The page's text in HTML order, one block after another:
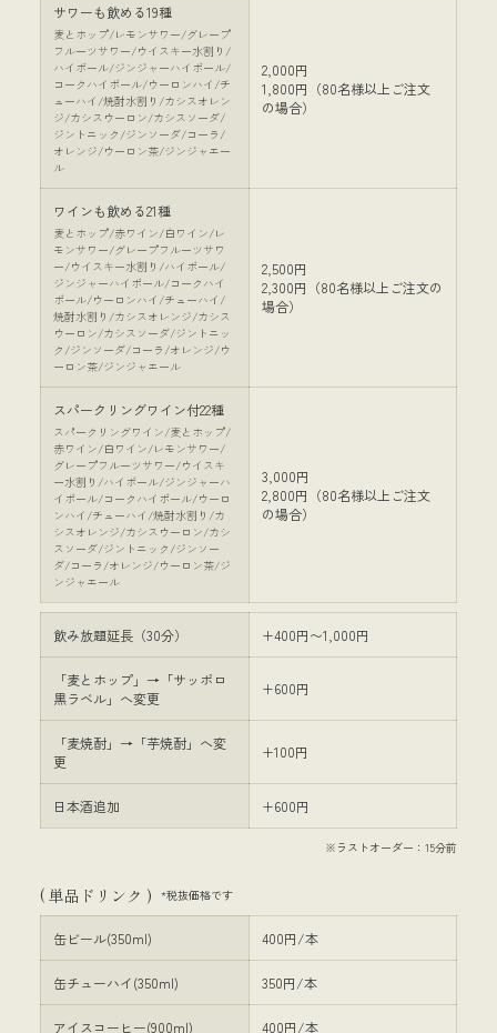
サワーも飲める19種
麦とホップ/レモンサワー/グレープ
フルーツサワー/ウイスキー水割り/
ハイボール/ジンジャーハイボール/
コークハイボール/ウーロンハイ/チ
ューハイ/焼酎水割り/カシスオレン
ジ/カシスウーロン/カシスソーダ/
ジントニック/ジンソーダ/コーラ/
オレンジ/ウーロン茶/ジンジャエー
ル
2,000円
1,800円（80名様以上ご注文
の場合）
ワインも飲める21種
麦とホップ/赤ワイン/白ワイン/レ
モンサワー/グレープフルーツサワ
ー/ウイスキー水割り/ハイボール/
ジンジャーハイボール/コークハイ
ボール/ウーロンハイ/チューハイ/
焼酎水割り/カシスオレンジ/カシス
ウーロン/カシスソーダ/ジントニッ
ク/ジンソーダ/コーラ/オレンジ/ウ
ーロン茶/ジンジャエール
2,500円
2,300円（80名様以上ご注文の
場合）
スパークリングワイン付22種
スパークリングワイン/麦とホップ/
赤ワイン/白ワイン/レモンサワー/
グレープフルーツサワー/ウイスキ
ー水割り/ハイボール/ジンジャーハ
イボール/コークハイボール/ウーロ
ンハイ/チューハイ/焼酎水割り/カ
シスオレンジ/カシスウーロン/カシ
スソーダ/ジントニック/ジンソー
ダ/コーラ/オレンジ/ウーロン茶/ジ
ンジャエール
3,000円
2,800円（80名様以上ご注文
の場合）
飲み放題延長（30分） +400円〜1,000円
「麦とホップ」→「サッポロ
黒ラベル」へ変更
+600円
「麦焼酎」→「芋焼酎」へ変
更
+100円
日本酒追加 +600円
※ラストオーダー：15分前
( 単品ドリンク ) *税抜価格です
缶ビール(350ml) 400円/本
缶チューハイ(350ml) 350円/本
アイスコーヒー(900ml) 400円/本